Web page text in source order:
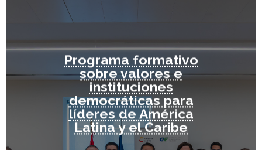
Programa formativo
sobre valores e
instituciones
democráticas para
líderes de América
Latina y el Caribe